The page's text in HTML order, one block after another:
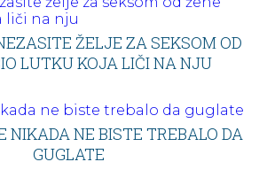
ŽELJE ZA SEKSOM OD
LUTKU KOJA LIČI NA NJU
NIKADA NE BISTE TREBALO DA
GUGLATE